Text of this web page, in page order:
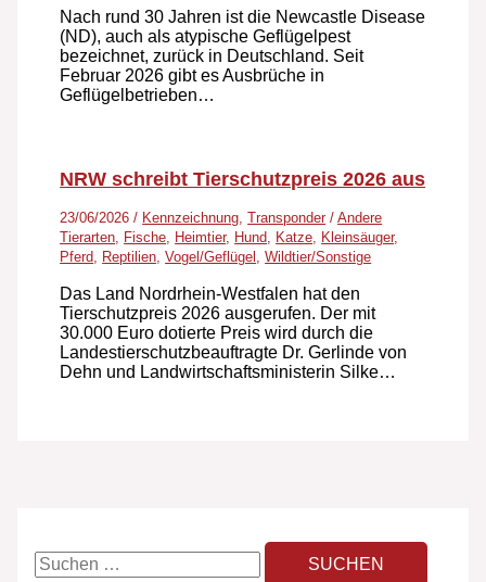
Nach rund 30 Jahren ist die Newcastle Disease
(ND), auch als atypische Geflügelpest
bezeichnet, zurück in Deutschland. Seit
Februar 2026 gibt es Ausbrüche in
Geflügelbetrieben…
NRW schreibt Tierschutzpreis 2026 aus
23/06/2026/ Kennzeichnung,Transponder /Andere
Tierarten, Fische, Heimtier, Hund, Katze, Kleinsäuger,
Pferd, Reptilien,Vogel/Geflügel ,Wildtier/Sonstige
Das Land Nordrhein-Westfalen hat den
Tierschutzpreis 2026 ausgerufen. Der mit
30.000 Euro dotierte Preis wird durch die
Landestierschutzbeauftragte Dr. Gerlinde von
Dehn und Landwirtschaftsministerin Silke…